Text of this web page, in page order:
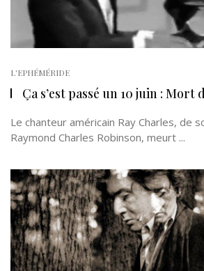
L'EPHÉMÉRIDE
Ça s’est passé un 10 juin : Mort
Le chanteur américain Ray Charles, de
Raymond Charles Robinson, meurt ...